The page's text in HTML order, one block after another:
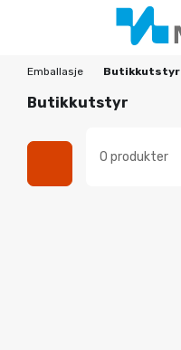
Emballasje Butikkutstyr
Butikkutstyr
0 produkter